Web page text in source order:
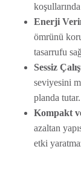
Enerji
ömrünü
tasarrufu
Sessiz
seviyesini
planda tutar.
Kompakt
azaltan
etki